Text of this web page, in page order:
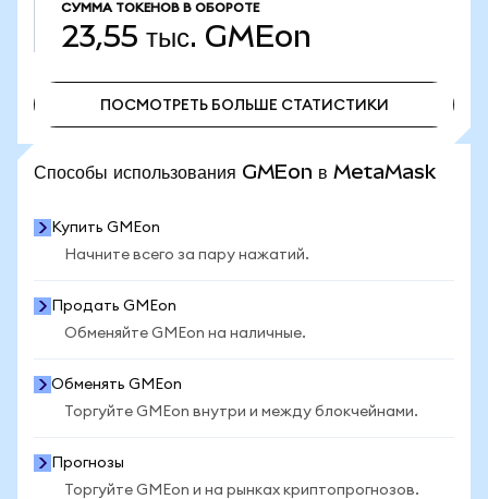
СУММА ТОКЕНОВ В ОБОРОТЕ
23,55 тыс. GMEon
ПОСМОТРЕТЬ БОЛЬШЕ СТАТИСТИКИ
Способы использования GMEon в MetaMask
Купить GMEon
Начните всего за пару нажатий.
Продать GMEon
Обменяйте GMEon на наличные.
Обменять GMEon
Торгуйте GMEon внутри и между блокчейнами.
Прогнозы
Торгуйте GMEon и на рынках криптопрогнозов.